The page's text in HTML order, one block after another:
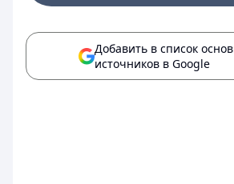
Добавить в список
источников в Google